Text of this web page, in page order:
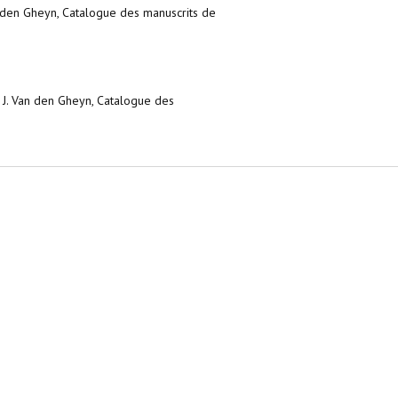
den Gheyn, Catalogue des manuscrits de
J. Van den Gheyn, Catalogue des